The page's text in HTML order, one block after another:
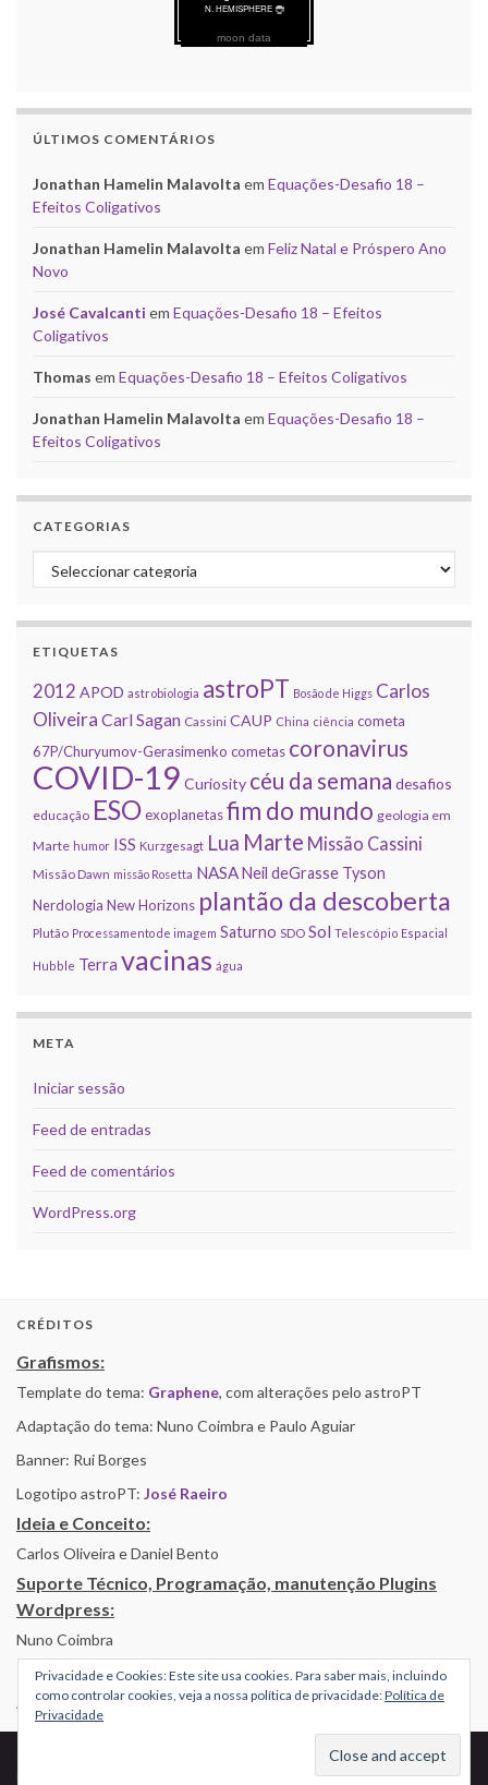
moon data
ÚLTIMOS COMENTÁRIOS
Jonathan Hamelin Malavolta em Equações-Desafio 18 –
Efeitos Coligativos
Jonathan Hamelin Malavolta em Feliz Natal e Próspero Ano
Novo
José Cavalcanti em Equações-Desafio 18 – Efeitos
Coligativos
Thomas em Equações-Desafio 18 – Efeitos Coligativos
Jonathan Hamelin Malavolta em Equações-Desafio 18 –
Efeitos Coligativos
CATEGORIAS
Categorias
ETIQUETAS
2012 APOD astrobiologia astroPT Bosão de Higgs Carlos
Oliveira Carl Sagan Cassini CAUP China ciência cometa
67P/Churyumov-Gerasimenko cometas coronavirus
COVID-19 Curiosity céu da semana desafios
educação ESOexoplanetasfim do mundo geologia em
Marte humor ISS Kurzgesagt Lua Marte Missão Cassini
Missão Dawn missão Rosetta NASANeil deGrasse Tyson
Nerdologia New Horizons plantão da descoberta
Plutão Processamento de imagem Saturno SDO Sol Telescópio Espacial
Hubble Terra vacinas água
META
Iniciar sessão
Feed de entradas
Feed de comentários
WordPress.org
CRÉDITOS
Grafismos:
Template do tema: Graphene, com alterações pelo astroPT
Adaptação do tema: Nuno Coimbra e Paulo Aguiar
Banner: Rui Borges
Logotipo astroPT: José Raeiro
Ideia e Conceito:
Carlos Oliveira e Daniel Bento
Suporte Técnico, Programação, manutenção Plugins
Wordpress:
Nuno Coimbra
Alojamento por Simbiose
Privacidade e Cookies: Este site usa cookies. Para saber mais, incluindo
como controlar cookies, veja a nossa política de privacidade:Política de
Privacidade